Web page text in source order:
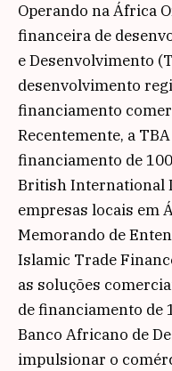
Operando na África
financeira de
e Desenvolvimento
desenvolvimento
financiamento
Recentemente, a
financiamento de
British International
empresas locais em
Memorando de
Islamic Trade
as soluções
de financiamento de
Banco Africano de
impulsionar o